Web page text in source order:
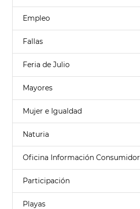
Empleo
Fallas
Feria de Julio
Mayores
Mujer e Igualdad
Naturia
Oficina Información Consumidor
Participación
Playas